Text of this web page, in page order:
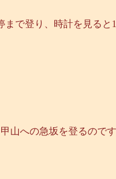
で登り、時計を見る
山への急坂を登るので